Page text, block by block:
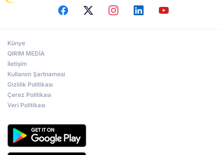
Künye
QIRIM MEDİA
İletişim
Kullanım Şartnamesi
Gizlilik Politikası
Çerez Politikası
Veri Politikası